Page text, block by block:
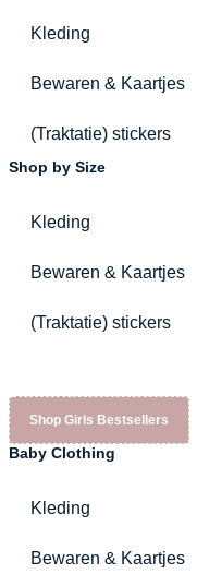
Kleding
Bewaren & Kaartjes
(Traktatie) stickers
Shop by Size
Kleding
Bewaren & Kaartjes
(Traktatie) stickers
Shop Girls Bestsellers
Baby Clothing
Kleding
Bewaren & Kaartjes